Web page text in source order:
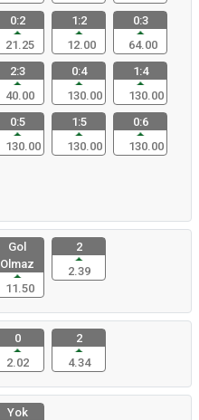
0:2
21.25
1:2
12.00
0:3
64.00
2:3
40.00
0:4
130.00
1:4
130.00
0:5
130.00
1:5
130.00
0:6
130.00
Gol
Olmaz
11.50
2
2.39
0
2.02
2
4.34
Yok